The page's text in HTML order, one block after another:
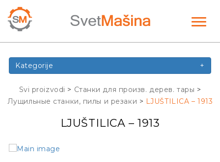
Kategorije +
Svi proizvodi > Станки для произв. дерев. тары >
Лущильные станки, пилы и резаки > LJUŠTILICA – 1913
LJUŠTILICA – 1913